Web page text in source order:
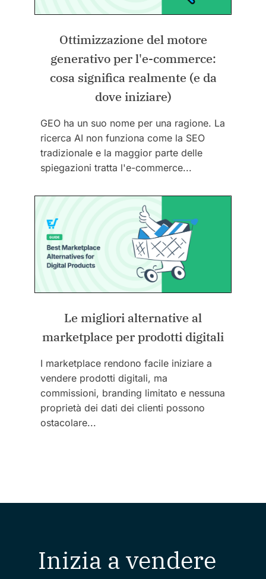
Ottimizzazione del motore
generativo per l'e-commerce:
cosa significa realmente (e da
dove iniziare)
GEO ha un suo nome per una ragione. La
ricerca AI non funziona come la SEO
tradizionale e la maggior parte delle
spiegazioni tratta l'e-commerce...
Le migliori alternative al
marketplace per prodotti digitali
I marketplace rendono facile iniziare a
vendere prodotti digitali, ma
commissioni, branding limitato e nessuna
proprietà dei dati dei clienti possono
ostacolare...
Inizia a vendere